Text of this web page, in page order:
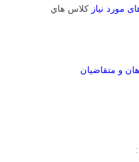
مورد نیاز کلاس هاي
و متقاضیان